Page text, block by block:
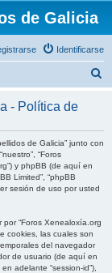
de Galicia
Identificarse
c
- Política de
de Galicia” junto con
“Foros
y phpBB (de aquí en
Limited”, “phpBB
sesión de uso por usted
“Foros Xenealoxía.org
cookies, las cuales son
del navegador
de usuario (de aquí en
adelante “session-id”),